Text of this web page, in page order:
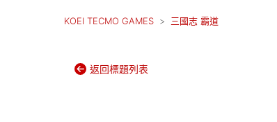
KOEI TECMO GAMES 三國志 霸道
返回標題列表